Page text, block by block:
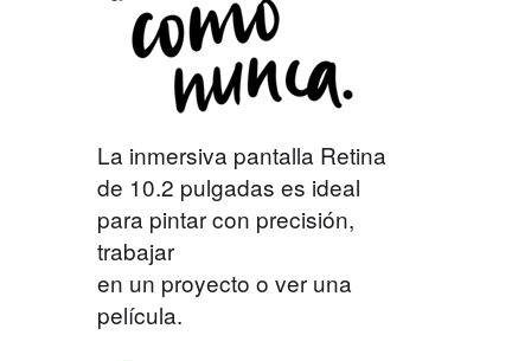
La inmersiva pantalla Retina
de 10.2 pulgadas es ideal
para pintar con precisión,
trabajar
en un proyecto o ver una
película.